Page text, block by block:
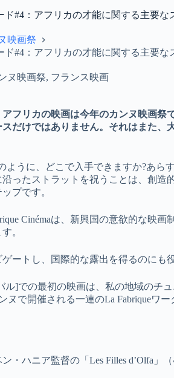
#4：アフリカの才能に関する主要な
映画祭
#4：アフリカの才能に関する主要な
ヌ映画祭, フランス映画
フリカの映画は今年のカンヌ映画祭
だけではありません。それはまた、
ように、どこで入手できますか?あら
ったストラットを祝うことは、創造
プです。
Cinémaは、新興国の意欲的な映
。
ートし、国際的な露出を得るのにも
ル]での最初の映画は、私の地域のチ
で開催される一連のLa Fabriqueワ
ハニア監督の「Les Filles d’Olfa」（